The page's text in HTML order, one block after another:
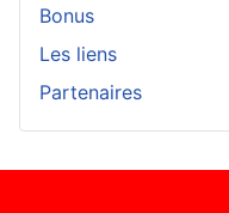
Bonus
Les liens
Partenaires